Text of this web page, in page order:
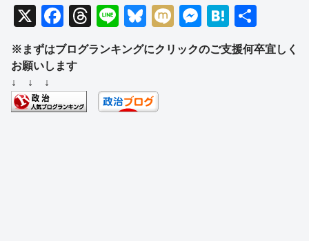
X
F
a
c
b
T
hr
e
d
Li
n
e
Bl
e
y
M
ixi
M
ss
H
at
e
有
※まずはブログランキングにクリックのご支援何卒宜しく
お願いします
↓ ↓ ↓